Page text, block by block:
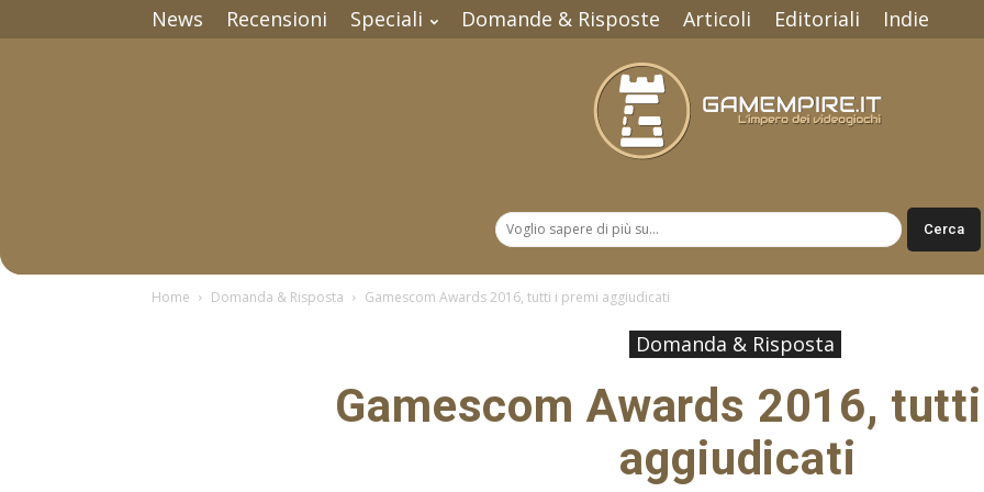
News Recensioni Speciali Domande & Risposte Articoli Editoriali Indie
Home Domanda & Risposta Gamescom Awards 2016, tutti i premi aggiudicati
Domanda & Risposta
Gamescom Awards 2016,
aggiudicati